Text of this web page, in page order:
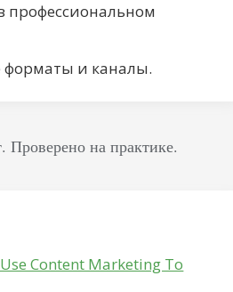
профессиональном
форматы и каналы.
Проверено на практике.
Content Marketing To